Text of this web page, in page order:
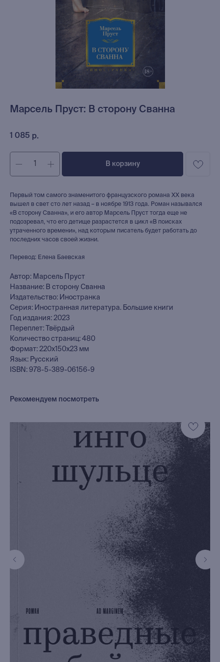
Марсель Пруст: В сторону Сванна
1 085 р.
В корзину
Первый том самого знаменитого французского романа ХХ века
вышел в свет сто лет назад – в ноябре 1913 года. Роман назывался
«В сторону Сванна», и его автор Марсель Пруст тогда еще не
подозревал, что его детище разрастется в цикл «В поисках
утраченного времени», над которым писатель будет работать до
последних часов своей жизни.
Перевод: Елена Баевская
Автор: Марсель Пруст
Название: В сторону Сванна
Издательство: Иностранка
Серия: Иностранная литература. Большие книги
Год издания: 2023
Переплет: Твёрдый
Количество страниц: 480
Формат: 220x150x23 мм
Язык: Русский
ISBN: 978-5-389-06156-9
Рекомендуем посмотреть
книжный интернет-магазин
Каталог